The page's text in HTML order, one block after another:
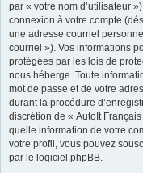
par « votre nom d’utilisateur
connexion à votre compte
une adresse courriel
courriel »). Vos informations
protégées par les lois de
nous héberge. Toute
mot de passe et de votre
durant la procédure
discrétion de « AutoIt
quelle information de votre
votre profil, vous pouvez
par le logiciel phpBB.